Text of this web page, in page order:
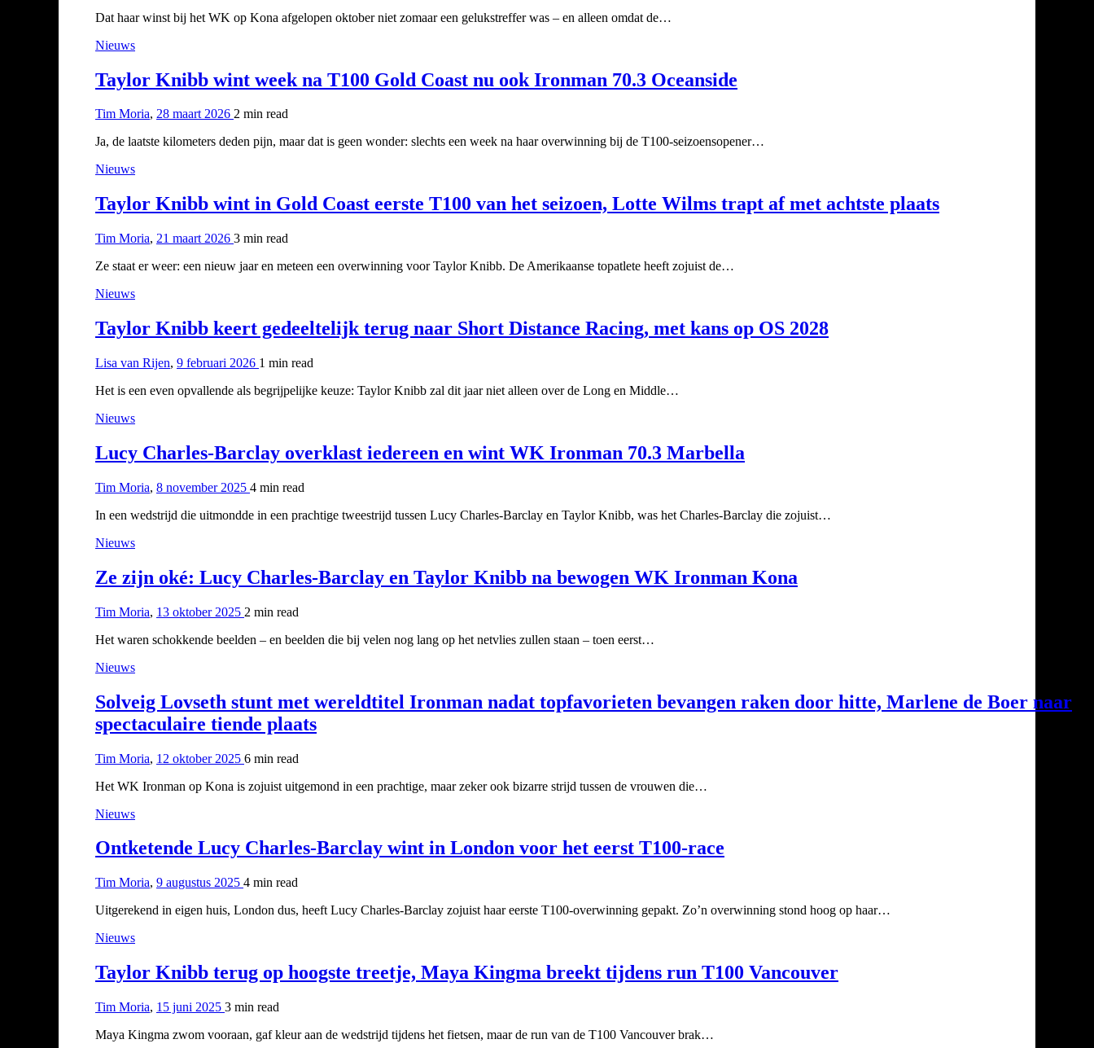
Dat haar winst bij het WK op Kona afgelopen oktober niet zomaar een gelukstreffer was – en alleen omdat de…
Nieuws
Taylor Knibb wint week na T100 Gold Coast nu ook Ironman 70.3 Oceanside
Tim Moria, 28 maart 2026 2 min read
Ja, de laatste kilometers deden pijn, maar dat is geen wonder: slechts een week na haar overwinning bij de T100-seizoensopener…
Nieuws
Taylor Knibb wint in Gold Coast eerste T100 van het seizoen, Lotte Wilms trapt af met achtste plaats
Tim Moria, 21 maart 2026 3 min read
Ze staat er weer: een nieuw jaar en meteen een overwinning voor Taylor Knibb. De Amerikaanse topatlete heeft zojuist de…
Nieuws
Taylor Knibb keert gedeeltelijk terug naar Short Distance Racing, met kans op OS 2028
Lisa van Rijen, 9 februari 2026 1 min read
Het is een even opvallende als begrijpelijke keuze: Taylor Knibb zal dit jaar niet alleen over de Long en Middle…
Nieuws
Lucy Charles-Barclay overklast iedereen en wint WK Ironman 70.3 Marbella
Tim Moria, 8 november 2025 4 min read
In een wedstrijd die uitmondde in een prachtige tweestrijd tussen Lucy Charles-Barclay en Taylor Knibb, was het Charles-Barclay die zojuist…
Nieuws
Ze zijn oké: Lucy Charles-Barclay en Taylor Knibb na bewogen WK Ironman Kona
Tim Moria, 13 oktober 2025 2 min read
Het waren schokkende beelden – en beelden die bij velen nog lang op het netvlies zullen staan – toen eerst…
Nieuws
Solveig Lovseth stunt met wereldtitel Ironman nadat topfavorieten bevangen raken door hitte, Marlene de Boer naar
spectaculaire tiende plaats
Tim Moria, 12 oktober 2025 6 min read
Het WK Ironman op Kona is zojuist uitgemond in een prachtige, maar zeker ook bizarre strijd tussen de vrouwen die…
Nieuws
Ontketende Lucy Charles-Barclay wint in London voor het eerst T100-race
Tim Moria, 9 augustus 2025 4 min read
Uitgerekend in eigen huis, London dus, heeft Lucy Charles-Barclay zojuist haar eerste T100-overwinning gepakt. Zo’n overwinning stond hoog op haar…
Nieuws
Taylor Knibb terug op hoogste treetje, Maya Kingma breekt tijdens run T100 Vancouver
Tim Moria, 15 juni 2025 3 min read
Maya Kingma zwom vooraan, gaf kleur aan de wedstrijd tijdens het fietsen, maar de run van de T100 Vancouver brak…